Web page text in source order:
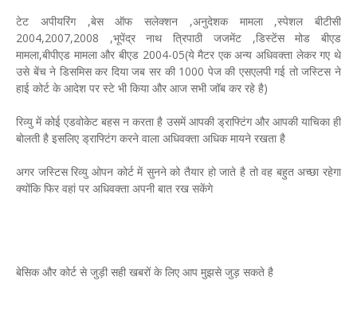
टेट अपीयरिंग ,बेस ऑफ सलेक्शन ,अनुदेशक मामला ,स्पेशल बीटीसी
2004,2007,2008 ,भूपेंद्र नाथ त्रिपाठी जजमेंट ,डिस्टेंस मोड बीएड
मामला,बीपीएड मामला और बीएड 2004-05(ये मैटर एक अन्य अधिवक्ता लेकर गए थे
उसे बेंच ने डिसमिस कर दिया जब सर की 1000 पेज की एसएलपी गई तो जस्टिस ने
हाई कोर्ट के आदेश पर स्टे भी किया और आज सभी जॉब कर रहे है)
रिव्यु में कोई एडवोकेट बहस न करता है उसमें आपकी ड्राफ्टिंग और आपकी याचिका ही
बोलती है इसलिए ड्राफ्टिंग करने वाला अधिवक्ता अधिक मायने रखता है
अगर जस्टिस रिव्यु ओपन कोर्ट में सुनने को तैयार हो जाते है तो वह बहुत अच्छा रहेगा
क्योंकि फिर वहां पर अधिवक्ता अपनी बात रख सकेंगे
बेसिक और कोर्ट से जुड़ी सही खबरों के लिए आप मुझसे जुड़ सकते है